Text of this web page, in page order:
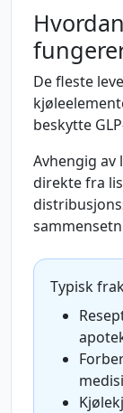
De fleste
beskytte
Avhengig av
direkte fra
Typisk